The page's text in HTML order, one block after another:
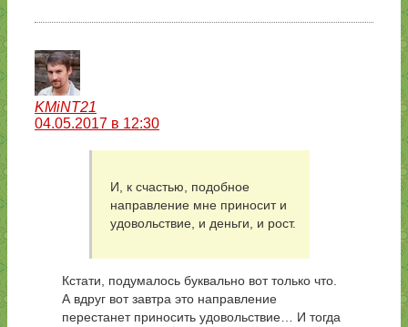
KMiNT21
04.05.2017 в 12:30
И, к счастью, подобное
направление мне приносит и
удовольствие, и деньги, и рост.
Кстати, подумалось буквально вот только что.
А вдруг вот завтра это направление
перестанет приносить удовольствие… И тогда